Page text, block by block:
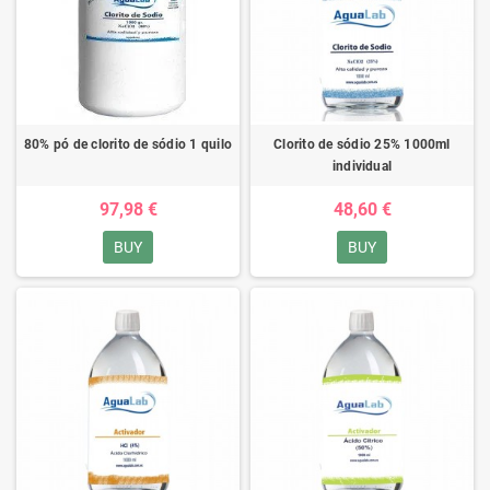
80% pó de clorito de sódio 1 quilo
97,98 €
BUY
Clorito de sódio 25% 1000ml
individual
48,60 €
BUY